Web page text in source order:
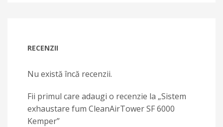
RECENZII
Nu există încă recenzii.
Fii primul care adaugi o recenzie la „Sistem
exhaustare fum CleanAirTower SF 6000
Kemper”